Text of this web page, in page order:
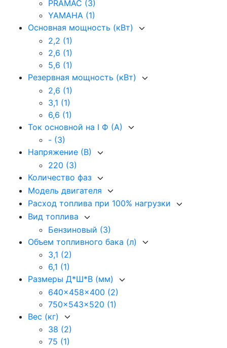
PRAMAC (3)
YAMAHA (1)
Основная мощность (кВт)
2,2 (1)
2,6 (1)
5,6 (1)
Резервная мощность (кВт)
2,6 (1)
3,1 (1)
6,6 (1)
Ток основной на I Ф (А)
- (3)
Напряжение (В)
220 (3)
Количество фаз
Модель двигателя
Расход топлива при 100% нагрузки
Вид топлива
Бензиновый (3)
Объем топливного бака (л)
3,1 (2)
6,1 (1)
Размеры Д*Ш*В (мм)
640x458x400 (2)
750x543x520 (1)
Вес (кг)
38 (2)
75 (1)